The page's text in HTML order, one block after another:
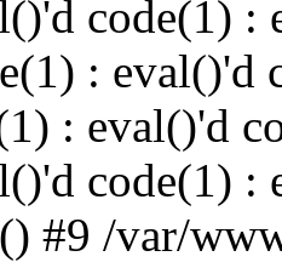
code(1) :
: eval()'d
: eval()'d
code(1) :
#9 /var/